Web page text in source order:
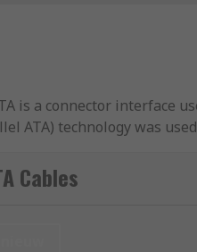
is a connector interface
ATA) technology was
Cables